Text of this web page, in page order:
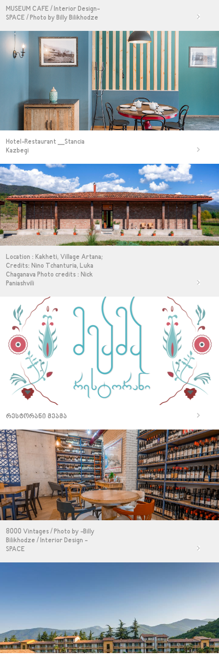
MUSEUM CAFE / Interior Design-
SPACE / Photo by Billy Bilikhodze
Hotel-Restaurant __Stancia
Kazbegi
Location : Kakheti, Village Artana;
Credits: Nino Tchanturia, Luka
Chaganava Photo credits : Nick
Paniashvili
რესტორანი მეამა
8000 Vintages / Photo by -Billy
Bilikhodze / Interior Design -
SPACE